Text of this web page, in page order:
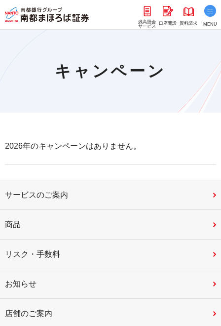
残高照会
サービス
口座開設 資料請求 MENU
キャンペーン
2026年のキャンペーンはありません。
サービスのご案内
商品
リスク・手数料
お知らせ
店舗のご案内